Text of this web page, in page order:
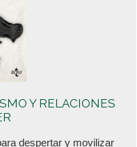
Y RELACIONES
despertar y movilizar